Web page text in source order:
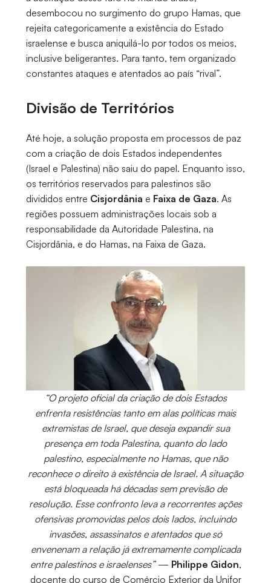
desembocou no surgimento do grupo Hamas, que
rejeita categoricamente a existência do Estado
israelense e busca aniquilá-lo por todos os meios,
inclusive beligerantes. Para tanto, tem organizado
constantes ataques e atentados ao país “rival”.
Divisão de Territórios
Até hoje, a solução proposta em processos de paz
com a criação de dois Estados independentes
(Israel e Palestina) não saiu do papel. Enquanto isso,
os territórios reservados para palestinos são
divididos entre Cisjordânia e Faixa de Gaza. As
regiões possuem administrações locais sob a
responsabilidade da Autoridade Palestina, na
Cisjordânia, e do Hamas, na Faixa de Gaza.
“O projeto oficial da criação de dois Estados
enfrenta resistências tanto em alas políticas mais
extremistas de Israel, que deseja expandir sua
presença em toda Palestina, quanto do lado
palestino, especialmente no Hamas, que não
reconhece o direito à existência de Israel. A situação
está bloqueada há décadas sem previsão de
resolução. Esse confronto leva a recorrentes ações
ofensivas promovidas pelos dois lados, incluindo
invasões, assassinatos e atentados que só
envenenam a relação já extremamente complicada
entre palestinos e israelenses”— Philippe Gidon,
docente do curso de Comércio Exterior da Unifor